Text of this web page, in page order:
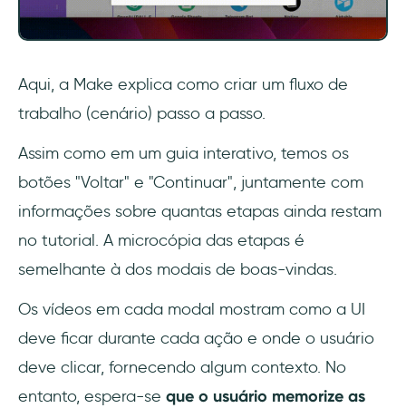
Aqui, a Make explica como criar um fluxo de
trabalho (cenário) passo a passo.
Assim como em um guia interativo, temos os
botões "Voltar" e "Continuar", juntamente com
informações sobre quantas etapas ainda restam
no tutorial. A microcópia das etapas é
semelhante à dos modais de boas-vindas.
Os vídeos em cada modal mostram como a UI
deve ficar durante cada ação e onde o usuário
deve clicar, fornecendo algum contexto. No
entanto, espera-se que o usuário memorize as